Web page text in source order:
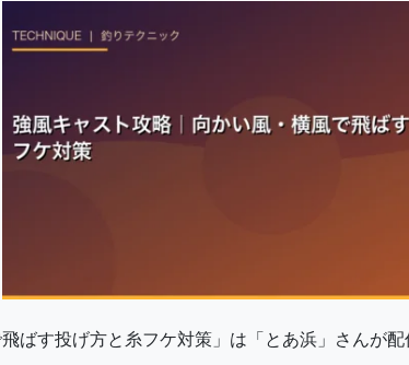
ばす投げ方と糸フケ対策」は「とあ浜」さんが